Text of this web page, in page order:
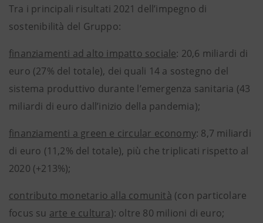
Tra i principali risultati 2021 dell’impegno di
sostenibilità del Gruppo:
finanziamenti ad alto impatto sociale: 20,6 miliardi di
euro (27% del totale), dei quali 14 a sostegno del
sistema produttivo durante l’emergenza sanitaria (43
miliardi di euro dall’inizio della pandemia);
finanziamenti a green e circular economy: 8,7 miliardi
di euro (11,2% del totale), più che triplicati rispetto al
2020 (+213%);
contributo monetario alla comunità (con particolare
focus su arte e cultura): oltre 80 milioni di euro;